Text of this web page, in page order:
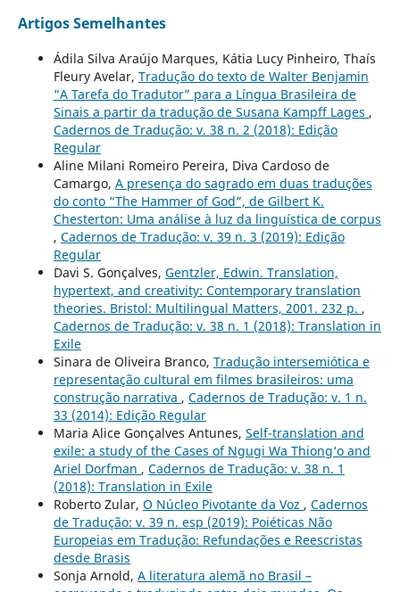
Artigos Semelhantes
Ádila Silva Araújo Marques, Kátia Lucy Pinheiro, Thaís
Fleury Avelar, Tradução do texto de Walter Benjamin
“A Tarefa do Tradutor” para a Língua Brasileira de
Sinais a partir da tradução de Susana Kampff Lages ,
Cadernos de Tradução: v. 38 n. 2 (2018): Edição
Regular
Aline Milani Romeiro Pereira, Diva Cardoso de
Camargo, A presença do sagrado em duas traduções
do conto “The Hammer of God”, de Gilbert K.
Chesterton: Uma análise à luz da linguística de corpus
, Cadernos de Tradução: v. 39 n. 3 (2019): Edição
Regular
Davi S. Gonçalves, Gentzler, Edwin. Translation,
hypertext, and creativity: Contemporary translation
theories. Bristol: Multilingual Matters, 2001. 232 p. ,
Cadernos de Tradução: v. 38 n. 1 (2018): Translation in
Exile
Sinara de Oliveira Branco, Tradução intersemiótica e
representação cultural em filmes brasileiros: uma
construção narrativa , Cadernos de Tradução: v. 1 n.
33 (2014): Edição Regular
Maria Alice Gonçalves Antunes, Self-translation and
exile: a study of the Cases of Ngugi Wa Thiong‘o and
Ariel Dorfman , Cadernos de Tradução: v. 38 n. 1
(2018): Translation in Exile
Roberto Zular, O Núcleo Pivotante da Voz , Cadernos
de Tradução: v. 39 n. esp (2019): Poiéticas Não
Europeias em Tradução: Refundações e Reescristas
desde Brasis
Sonja Arnold, A literatura alemã no Brasil –